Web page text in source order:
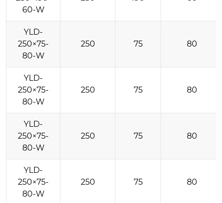
60-W
YLD-
250×75-
80-W
250 75 80
YLD-
250×75-
80-W
250 75 80
YLD-
250×75-
80-W
250 75 80
YLD-
250×75-
80-W
250 75 80